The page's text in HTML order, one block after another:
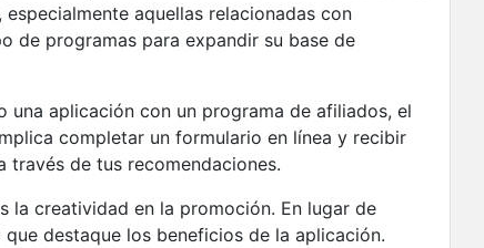
aquellas relacionadas con
de programas para expandir su base de
una aplicación con un programa de afiliados, el
completar un formulario en línea y recibir
través de tus recomendaciones.
la creatividad en la promoción. En lugar de
destaque los beneficios de la aplicación.